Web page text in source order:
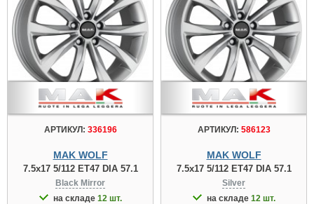
АРТИКУЛ: 336196
MAK WOLF
7.5x17 5/112 ET47 DIA 57.1
Black Mirror
на складе 12 шт.
АРТИКУЛ: 586123
MAK WOLF
7.5x17 5/112 ET47 DIA 57.1
Silver
на складе 12 шт.